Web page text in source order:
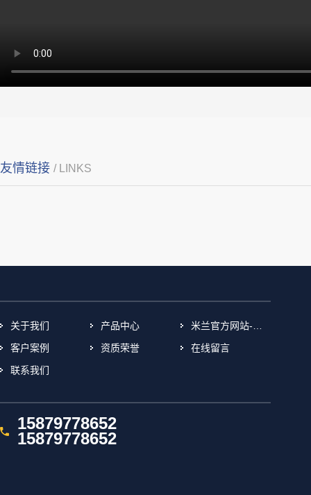
友情链接 / LINKS
关于我们 产品中心
客户案例
资质荣誉
在线留言
联系我们
15879778652
15879778652